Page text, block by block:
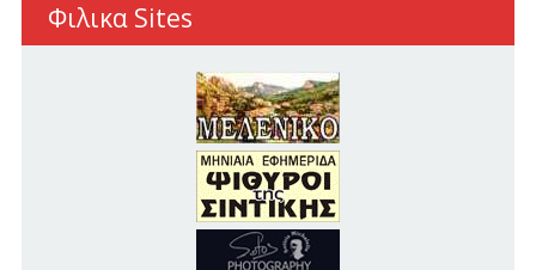
Φιλικα Sites